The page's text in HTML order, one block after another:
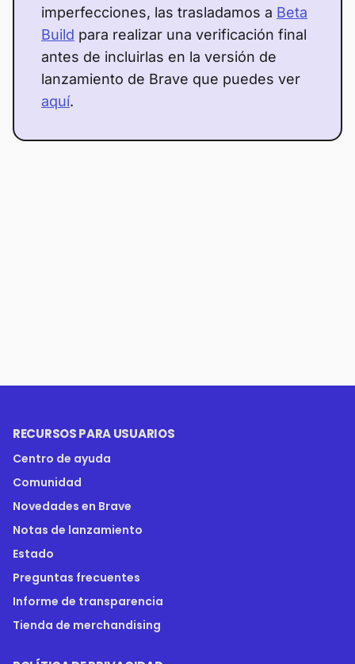
imperfecciones, las trasladamos a Beta
Build para realizar una verificación final
antes de incluirlas en la versión de
lanzamiento de Brave que puedes ver
aquí.
RECURSOS PARA USUARIOS
Centro de ayuda
Comunidad
Novedades en Brave
Notas de lanzamiento
Estado
Preguntas frecuentes
Informe de transparencia
Tienda de merchandising